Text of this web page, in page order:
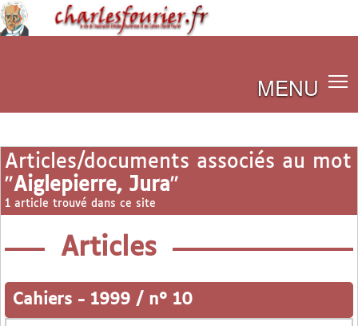
MENU
Articles/documents associés au mot
"Aiglepierre, Jura"
1 article trouvé dans ce site
Articles
Cahiers - 1999 / n° 10